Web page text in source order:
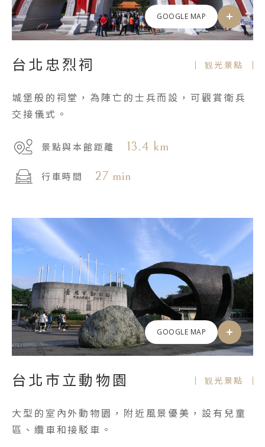
GOOGLE MAP
台北忠烈祠 観光景點
城堡般的祠堂，為陣亡的士兵而設，可觀賞衛兵
交接儀式。
景點與本館距離 13.4 km
行車時間 27 min
GOOGLE MAP
台北市立動物園 観光景點
大型的室內外動物園，附近風景優美，設有兒童
區、纜車和接駁車。